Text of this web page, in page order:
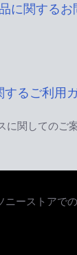
に関するお
るご利用
に関してのご
ニーストアで